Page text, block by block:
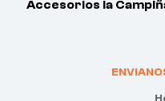
Accesorios la